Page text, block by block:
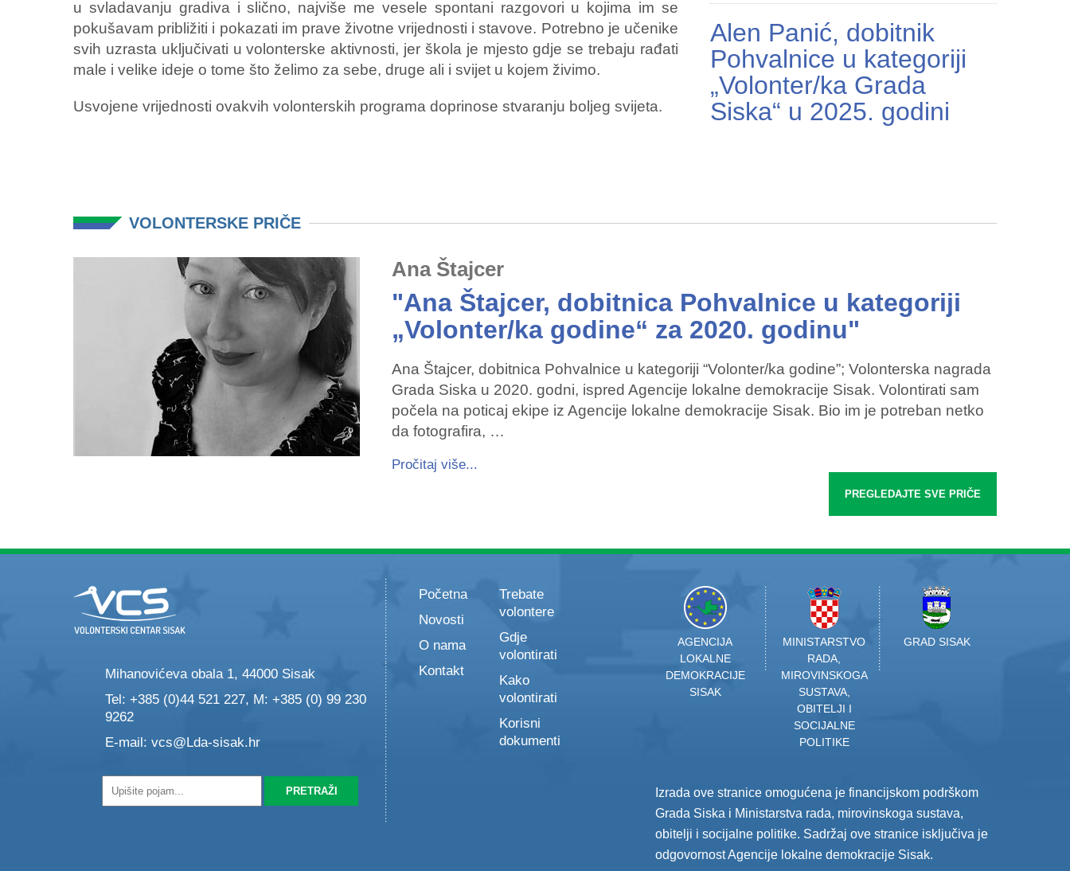
u svladavanju gradiva i slično, najviše me vesele spontani razgovori u kojima im se
pokušavam približiti i pokazati im prave životne vrijednosti i stavove. Potrebno je učenike
svih uzrasta uključivati u volonterske aktivnosti, jer škola je mjesto gdje se trebaju rađati
male i velike ideje o tome što želimo za sebe, druge ali i svijet u kojem živimo.
Usvojene vrijednosti ovakvih volonterskih programa doprinose stvaranju boljeg svijeta.
Alen Panić, dobitnik
Pohvalnice u kategoriji
„Volonter/ka Grada
Siska“ u 2025. godini
VOLONTERSKE PRIČE
Ana Štajcer
"Ana Štajcer, dobitnica Pohvalnice u kategoriji
„Volonter/ka godine“ za 2020. godinu"
Ana Štajcer, dobitnica Pohvalnice u kategoriji “Volonter/ka godine”; Volonterska nagrada
Grada Siska u 2020. godni, ispred Agencije lokalne demokracije Sisak. Volontirati sam
počela na poticaj ekipe iz Agencije lokalne demokracije Sisak. Bio im je potreban netko
da fotografira, …
Pročitaj više...
PREGLEDAJTE SVE PRIČE
Mihanovićeva obala 1, 44000 Sisak
Tel: +385 (0)44 521 227, M: +385 (0) 99 230
9262
E-mail: vcs@Lda-sisak.hr
Početna
Novosti
O nama
Kontakt
Trebate
volontere
Gdje
volontirati
Kako
volontirati
Korisni
dokumenti
AGENCIJA
LOKALNE
DEMOKRACIJE
SISAK
MINISTARSTVO
RADA,
MIROVINSKOGA
SUSTAVA,
OBITELJI I
SOCIJALNE
POLITIKE
GRAD SISAK
Izrada ove stranice omogućena je financijskom podrškom
Grada Siska i Ministarstva rada, mirovinskoga sustava,
obitelji i socijalne politike. Sadržaj ove stranice isključiva je
odgovornost Agencije lokalne demokracije Sisak.